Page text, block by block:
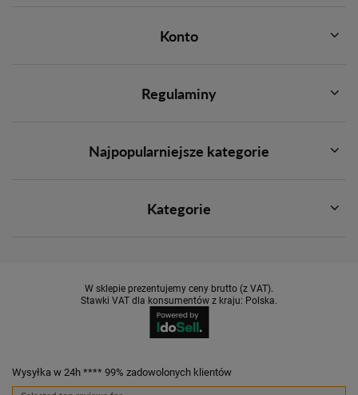
Konto
Regulaminy
Najpopularniejsze kategorie
Kategorie
W sklepie prezentujemy ceny brutto (z VAT).
Stawki VAT dla konsumentów z kraju: Polska.
Wysyłka w 24h **** 99% zadowolonych klientów